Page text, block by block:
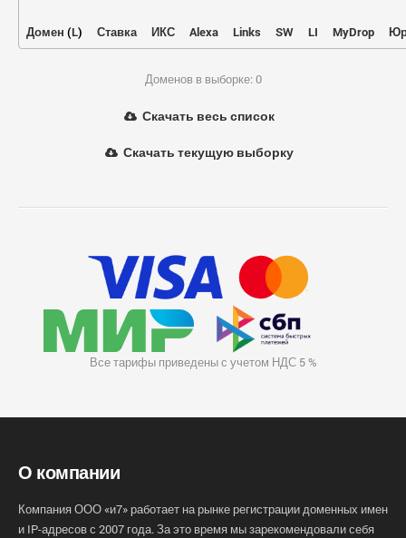
Домен (L) Ставка ИКС Alexa Links SW LI MyDrop
Доменов в выборке: 0
Скачать весь список
Скачать текущую выборку
Все тарифы приведены с учетом НДС 5 %
О компании
Компания ООО «и7» работает на рынке регистрации доменных имен
и IP-адресов с 2007 года. За это время мы зарекомендовали себя